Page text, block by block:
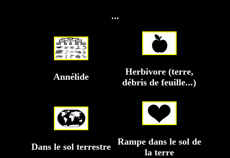
...
Annélide
Herbivore (terre,
débris de feuille...)
Dans le sol terrestre
Rampe dans le sol de
la terre